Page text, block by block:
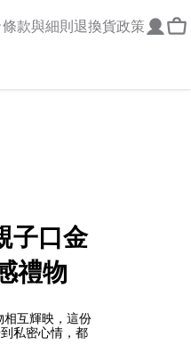
條款與細則 退換貨政策
子口金
禮物
相互輝映，這份
私密心情，都